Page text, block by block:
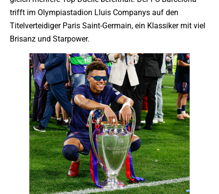
trifft im Olympiastadion Lluis Companys auf den
Titelverteidiger Paris Saint-Germain, ein Klassiker mit viel
Brisanz und Starpower.